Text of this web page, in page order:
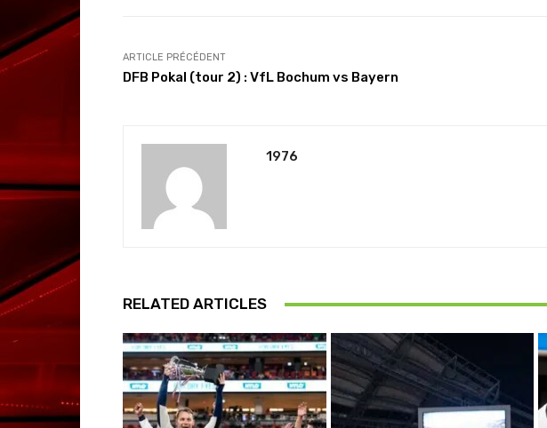
ARTICLE PRÉCÉDENT
DFB Pokal (tour 2) : VfL Bochum vs Bayern
1976
RELATED ARTICLES